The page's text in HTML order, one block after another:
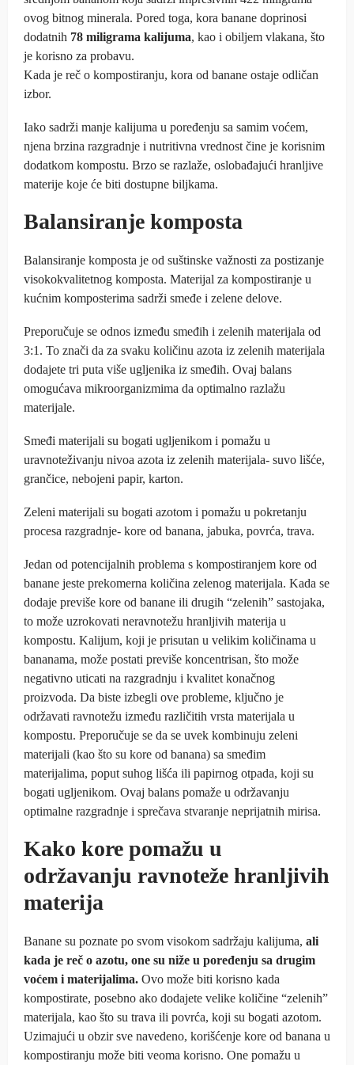
ovog bitnog minerala. Pored toga, kora banane doprinosi
dodatnih 78 miligrama kalijuma, kao i obiljem vlakana, što
je korisno za probavu.
Kada je reč o kompostiranju, kora od banane ostaje odličan
izbor.
Iako sadrži manje kalijuma u poređenju sa samim voćem,
njena brzina razgradnje i nutritivna vrednost čine je korisnim
dodatkom kompostu. Brzo se razlaže, oslobađajući hranljive
materije koje će biti dostupne biljkama.
Balansiranje komposta
Balansiranje komposta je od suštinske važnosti za postizanje
visokokvalitetnog komposta. Materijal za kompostiranje u
kućnim komposterima sadrži smeđe i zelene delove.
Preporučuje se odnos između smeđih i zelenih materijala od
3:1. To znači da za svaku količinu azota iz zelenih materijala
dodajete tri puta više ugljenika iz smeđih. Ovaj balans
omogućava mikroorganizmima da optimalno razlažu
materijale.
Smeđi materijali su bogati ugljenikom i pomažu u
uravnoteživanju nivoa azota iz zelenih materijala- suvo lišće,
grančice, nebojeni papir, karton.
Zeleni materijali su bogati azotom i pomažu u pokretanju
procesa razgradnje- kore od banana, jabuka, povrća, trava.
Jedan od potencijalnih problema s kompostiranjem kore od
banane jeste prekomerna količina zelenog materijala. Kada se
dodaje previše kore od banane ili drugih “zelenih” sastojaka,
to može uzrokovati neravnotežu hranljivih materija u
kompostu. Kalijum, koji je prisutan u velikim količinama u
bananama, može postati previše koncentrisan, što može
negativno uticati na razgradnju i kvalitet konačnog
proizvoda. Da biste izbegli ove probleme, ključno je
održavati ravnotežu između različitih vrsta materijala u
kompostu. Preporučuje se da se uvek kombinuju zeleni
materijali (kao što su kore od banana) sa smeđim
materijalima, poput suhog lišća ili papirnog otpada, koji su
bogati ugljenikom. Ovaj balans pomaže u održavanju
optimalne razgradnje i sprečava stvaranje neprijatnih mirisa.
Kako kore pomažu u
održavanju ravnoteže hranljivih
materija
Banane su poznate po svom visokom sadržaju kalijuma, ali
kada je reč o azotu, one su niže u poređenju sa drugim
voćem i materijalima. Ovo može biti korisno kada
kompostirate, posebno ako dodajete velike količine “zelenih”
materijala, kao što su trava ili povrća, koji su bogati azotom.
Uzimajući u obzir sve navedeno, korišćenje kore od banana u
kompostiranju može biti veoma korisno. One pomažu u